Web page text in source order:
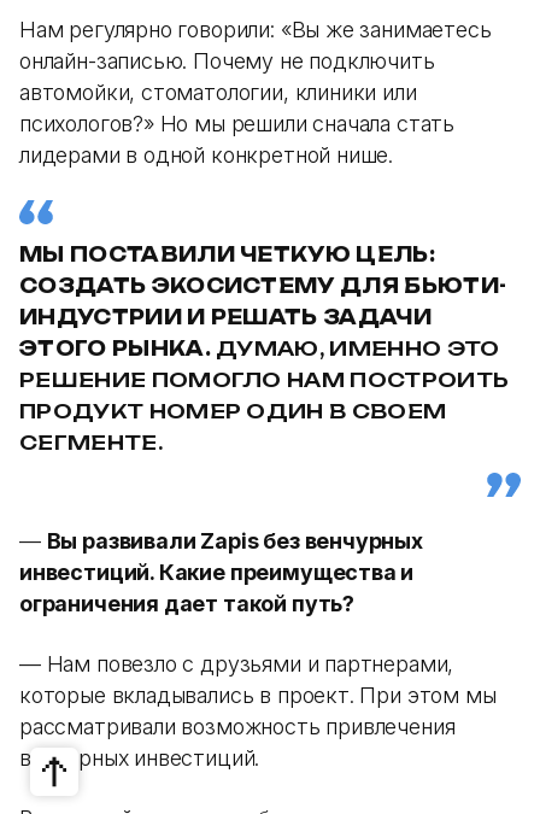
Нам регулярно говорили: «Вы же занимаетесь
онлайн-записью. Почему не подключить
автомойки, стоматологии, клиники или
психологов?» Но мы решили сначала стать
лидерами в одной конкретной нише.
МЫ ПОСТАВИЛИ ЧЕТКУЮ ЦЕЛЬ:
СОЗДАТЬ ЭКОСИСТЕМУ ДЛЯ БЬЮТИ-
ИНДУСТРИИ И РЕШАТЬ ЗАДАЧИ
ЭТОГО РЫНКА. ДУМАЮ, ИМЕННО ЭТО
РЕШЕНИЕ ПОМОГЛО НАМ ПОСТРОИТЬ
ПРОДУКТ НОМЕР ОДИН В СВОЕМ
СЕГМЕНТЕ.
— Вы развивали Zapis без венчурных
инвестиций. Какие преимущества и
ограничения дает такой путь?
— Нам повезло с друзьями и партнерами,
которые вкладывались в проект. При этом мы
рассматривали возможность привлечения
венчурных инвестиций.